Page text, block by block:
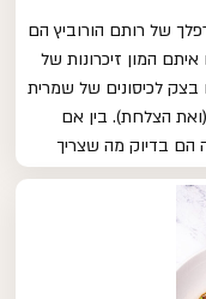
של רותם הורוביץ הם
המון זיכרונות של
בצק לכיסונים של שמרית
הצלחת). בין אם
הם בדיוק מה שצריך